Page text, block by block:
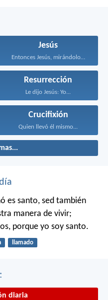
Jesús
Entonces Jesús, mirándolos, dijo...
Resurrección
Le dijo Jesús: Yo...
Crucifixión
Quien llevó él mismo...
es santo, sed también
manera de vivir;
porque yo soy santo.
llamado
diaria